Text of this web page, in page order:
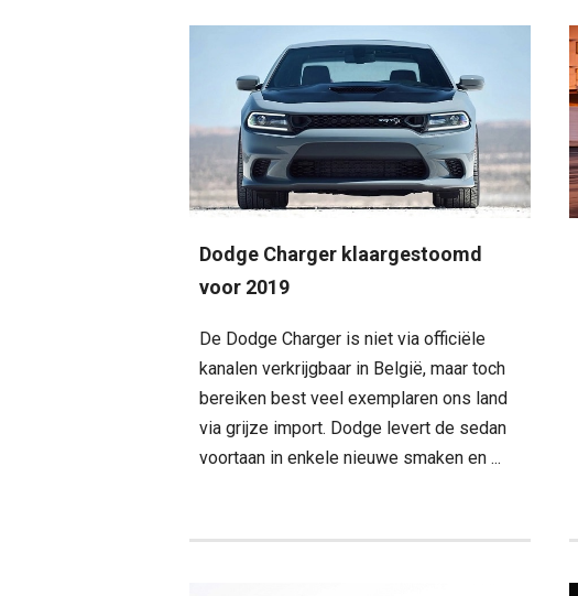
Dodge Charger klaargestoomd
voor 2019
De Dodge Charger is niet via officiële
kanalen verkrijgbaar in België, maar toch
bereiken best veel exemplaren ons land
via grijze import. Dodge levert de sedan
voortaan in enkele nieuwe smaken en ...